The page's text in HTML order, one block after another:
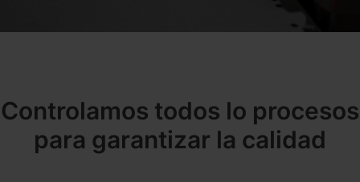
Controlamos todos lo procesos
para garantizar la calidad